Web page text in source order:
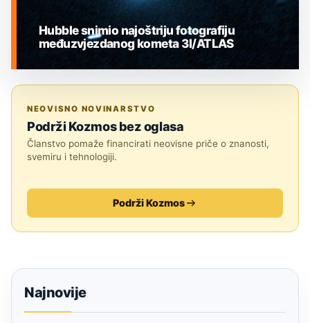
Hubble snimio najoštriju fotografiju
međuzvjezdanog kometa 3I/ATLAS
NEOVISNO NOVINARSTVO
Podrži Kozmos bez oglasa
Članstvo pomaže financirati neovisne priče o znanosti,
svemiru i tehnologiji.
Podrži Kozmos
Najnovije